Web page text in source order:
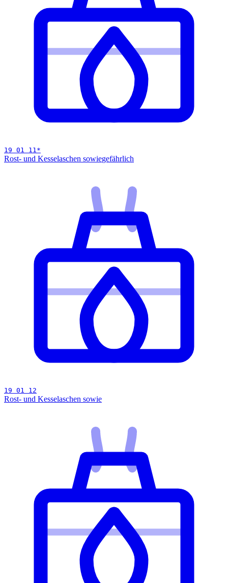
19 01 11*
Rost- und Kesselaschen sowiegefährlich
19 01 12
Rost- und Kesselaschen sowie